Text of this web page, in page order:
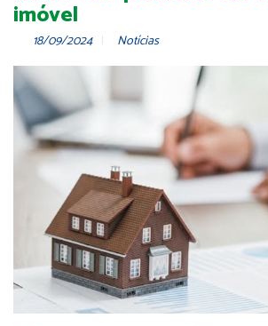
imóvel
18/09/2024 Notícias